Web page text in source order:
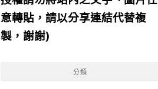
意轉貼，請以分享連結代替複
製，謝謝)
分類